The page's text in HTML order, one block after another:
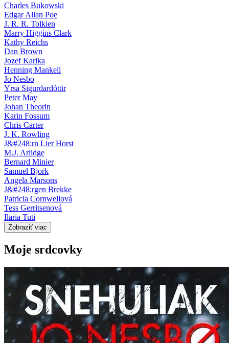
Charles Bukowski
Edgar Allan Poe
J. R. R. Tolkien
Marry Higgins Clark
Kathy Reichs
Dan Brown
Jozef Karika
Henning Mankell
Jo Nesbo
Yrsa Sigurdardóttir
Peter May
Johan Theorin
Karin Fossum
Chris Carter
J. K. Rowling
J&#248;rn Lier Horst
M.J. Arlidge
Bernard Minier
Samuel Bjork
Angela Marsons
J&#248;rgen Brekke
Patricia Cornwellová
Tess Gerritsenová
Ilaria Tuti
Zobraziť viac
Moje srdcovky